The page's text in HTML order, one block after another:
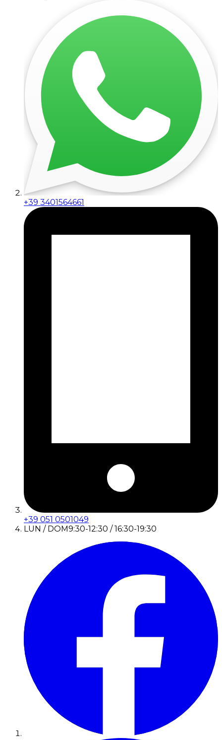
+39 3401564661
+39 051 0501049
LUN / DOM9:30-12:30 / 16:30-19:30